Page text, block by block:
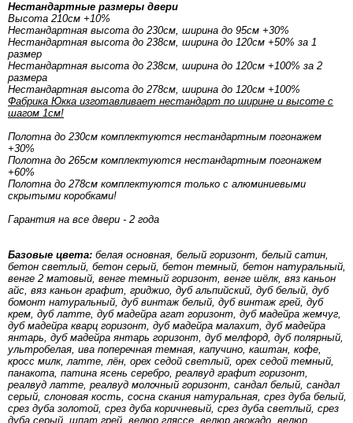
Нестандартные размеры двери
Высота 210см +10%
Нестандартная высота до 230см, ширина до 95см +30%
Нестандартная высота до 238см, ширина до 120см +50% за 1
размер
Нестандартная высота до 238см, ширина до 120см +100% за 2
размера
Нестандартная высота до 278см, ширина до 120см +100%
Фабрика Юкка изготавливает нестандарт по ширине и высоте с
шагом 1см!
Полотна до 230см комплектуются нестандартным погонажем
+30%
Полотна до 265см комплектуются нестандартным погонажем
+60%
Полотна до 278см комплектуются только с алюминиевыми
скрытыми коробками!
Гарантия на все двери - 2 года
Базовые цвета: белая основная, белый горизонт, белый сатин,
бетон светлый, бетон серый, бетон темный, бетон натуральный,
венге 2 матовый, венге темный горизонт, венге шёлк, вяз каньон
айс, вяз каньон графит, гриджио, дуб альпийский, дуб белый, дуб
бомонт натуральный, дуб винтаж белый, дуб винтаж грей, дуб
крем, дуб латте, дуб мадейра агат горизонт, дуб мадейра жемчуг,
дуб мадейра кварц горизонт, дуб мадейра малахит, дуб мадейра
янтарь, дуб мадейра янтарь горизонт, дуб мелфорд, дуб полярный,
ультробелая, ива поперечная темная, капучино, каштан, кофе,
кросс милк, латте, лён, орех седой светлый, орех седой темный,
панакота, патина ясень серебро, реалвуд графит горизонт,
реалвуд латте, реалвуд молочный горизонт, сандал белый, сандал
серый, слоновая кость, сосна скания натуральная, срез дуба белый,
срез дуба золотой, срез дуба коричневый, срез дуба светлый, срез
дуба серый, шпат грей, велюр гляссе, велюр авокадо, велюр